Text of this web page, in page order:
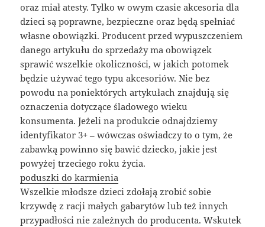
oraz miał atesty. Tylko w owym czasie akcesoria dla
dzieci są poprawne, bezpieczne oraz będą spełniać
własne obowiązki. Producent przed wypuszczeniem
danego artykułu do sprzedaży ma obowiązek
sprawić wszelkie okoliczności, w jakich potomek
będzie używać tego typu akcesoriów. Nie bez
powodu na poniektórych artykułach znajdują się
oznaczenia dotyczące śladowego wieku
konsumenta. Jeżeli na produkcie odnajdziemy
identyfikator 3+ – wówczas oświadczy to o tym, że
zabawką powinno się bawić dziecko, jakie jest
powyżej trzeciego roku życia.
poduszki do karmienia
Wszelkie młodsze dzieci zdołają zrobić sobie
krzywdę z racji małych gabarytów lub też innych
przypadłości nie zależnych do producenta. Wskutek